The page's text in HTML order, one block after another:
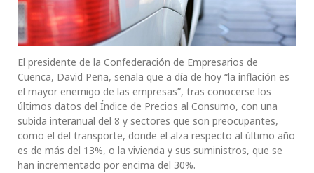
El presidente de la Confederación de Empresarios de
Cuenca, David Peña, señala que a día de hoy “la inflación es
el mayor enemigo de las empresas”, tras conocerse los
últimos datos del Índice de Precios al Consumo, con una
subida interanual del 8 y sectores que son preocupantes,
como el del transporte, donde el alza respecto al último año
es de más del 13%, o la vivienda y sus suministros, que se
han incrementado por encima del 30%.